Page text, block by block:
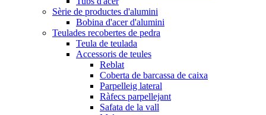
Sèrie de productes d'alumini
Bobina d'acer d'alumini
Teulades recobertes de pedra
Teula de teulada
Accessoris de teules
Reblat
Coberta de barcassa de caixa
Parpelleig lateral
Ràfecs parpellejant
Safata de la vall